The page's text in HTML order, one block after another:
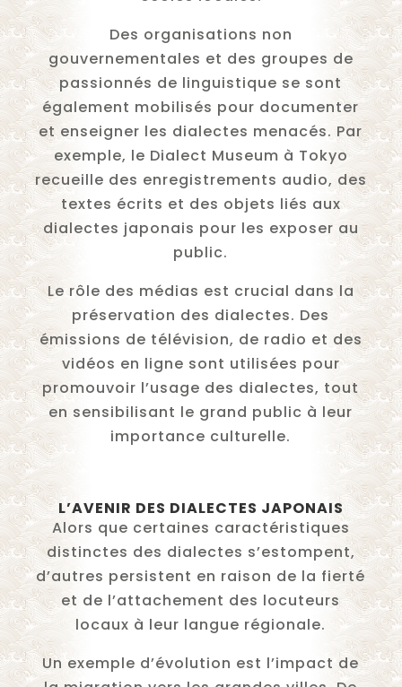
Des organisations non
gouvernementales et des groupes de
passionnés de linguistique se sont
également mobilisés pour documenter
et enseigner les dialectes menacés. Par
exemple, le Dialect Museum à Tokyo
recueille des enregistrements audio, des
textes écrits et des objets liés aux
dialectes japonais pour les exposer au
public.
Le rôle des médias est crucial dans la
préservation des dialectes. Des
émissions de télévision, de radio et des
vidéos en ligne sont utilisées pour
promouvoir l’usage des dialectes, tout
en sensibilisant le grand public à leur
importance culturelle.
L’AVENIR DES DIALECTES JAPONAIS
Alors que certaines caractéristiques
distinctes des dialectes s’estompent,
d’autres persistent en raison de la fierté
et de l’attachement des locuteurs
locaux à leur langue régionale.
Un exemple d’évolution est l’impact de